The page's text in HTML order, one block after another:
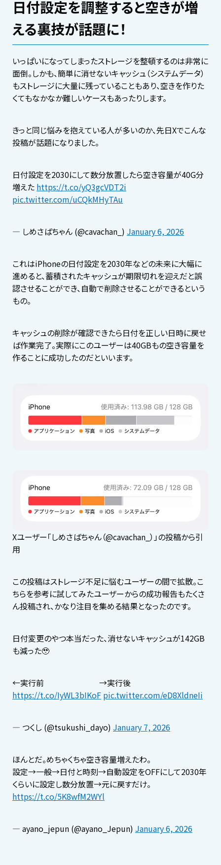
日付設定を調整すると空きが増
える裏技が話題に！
いっぱいになってしまったストレージを整頓するのは非常に
面倒。しかも、簡単に消せないキャッシュ（システムデータ）
もストレージに大量に残っていることもあり、空きを作りた
くてもなかなか難しいケースもあったりします。
きっと同じ悩みを抱えている人が多いのか、先日Xでこんな
投稿が話題になりました。
日付設定を2030にして数分放置したら空き容量が40G分
増えた https://t.co/yQ3gcVDT2i
pic.twitter.com/uCQkMHyTAu
— しめさばちゃん (@cavachan_) January 6, 2026
これはiPhoneの日付設定を2030年などの未来に大幅に
進めると、蓄積されたキャッシュが期限切れを迎えだと誤
認させることができ、自動で削除させることができるという
もの。
キャッシュの削除が確認できたら日付を正しい日時に戻せ
ば作業完了。実際にこのユーザーは40GBもの空き容量を
作ることに成功したのだといいます。
Xユーザー「しめさばちゃん（@cavachan_）」の投稿から引
用
この投稿はストレージ不足に悩むユーザーの間で拡散。こ
ちらを参考に試してみたユーザーからの成功報告もたくさ
ん投稿され、かなり注目を集める結果となったのです。
日付変更のやつ本当だった、消せないキャッシュが142GB
も減った🥹
←実行前 →実行後
https://t.co/IyWL3bIKoF pic.twitter.com/eD8XldneIi
— つくし (@tsukushi_dayo) January 7, 2026
ほんとだ。めちゃくちゃ空き容量増えたわ。
設定→一般→日付と時刻→自動設定をOFFにして2030年
くらいに設定し数分放置→元に戻すだけ。
https://t.co/5K8wfM2WYl
— ayano_jepun (@ayano_Jepun) January 6, 2026